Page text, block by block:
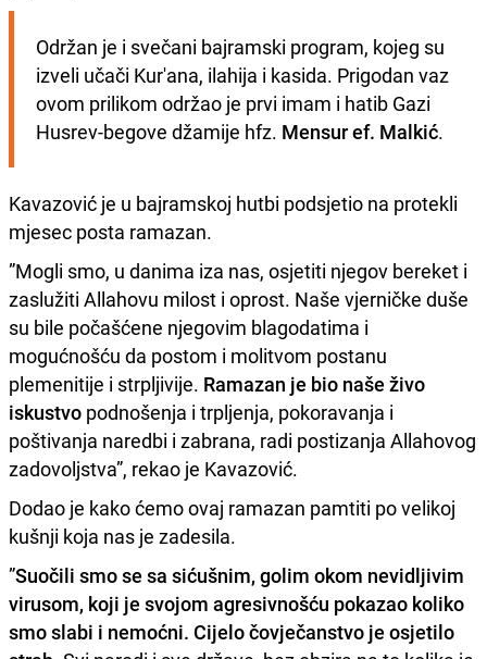
Održan je i svečani bajramski program, kojeg su
izveli učači Kur'ana, ilahija i kasida. Prigodan vaz
ovom prilikom održao je prvi imam i hatib Gazi
Husrev-begove džamije hfz. Mensur ef. Malkić.
Kavazović je u bajramskoj hutbi podsjetio na protekli
mjesec posta ramazan.
”Mogli smo, u danima iza nas, osjetiti njegov bereket i
zaslužiti Allahovu milost i oprost. Naše vjerničke duše
su bile počašćene njegovim blagodatima i
mogućnošću da postom i molitvom postanu
plemenitije i strpljivije. Ramazan je bio naše živo
iskustvo podnošenja i trpljenja, pokoravanja i
poštivanja naredbi i zabrana, radi postizanja Allahovog
zadovoljstva”, rekao je Kavazović.
Dodao je kako ćemo ovaj ramazan pamtiti po velikoj
kušnji koja nas je zadesila.
”Suočili smo se sa sićušnim, golim okom nevidljivim
virusom, koji je svojom agresivnošću pokazao koliko
smo slabi i nemoćni. Cijelo čovječanstvo je osjetilo